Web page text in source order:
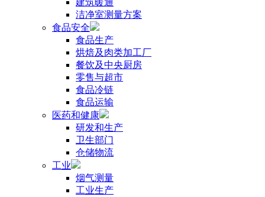
建筑暖通
洁净室测量方案
食品安全
食品生产
烘焙及肉类加工厂
餐饮及中央厨房
零售与超市
食品冷链
食品运输
医药和健康
研发和生产
卫生部门
仓储物流
工业
烟气测量
工业生产